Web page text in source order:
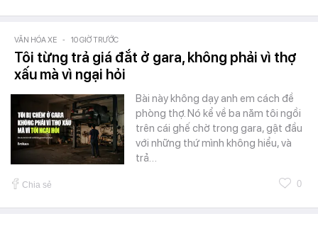
VĂN HÓA XE - 10 GIỜ TRƯỚC
Tôi từng trả giá đắt ở gara, không phải vì thợ
xấu mà vì ngại hỏi
Bài này không dạy anh em cách đề
phòng thợ. Nó kể về ba năm tôi ngồi
trên cái ghế chờ trong gara, gật đầu
với những thứ mình không hiểu, và
trả…
Chia sẻ 0